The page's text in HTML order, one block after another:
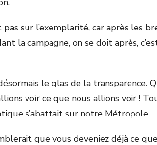
sur l’exemplarité, car après les
la campagne, on se doit après,
le glas de la transparence.
voir ce que nous allions voir !
s’abattait sur notre Métropole.
que vous deveniez déjà ce